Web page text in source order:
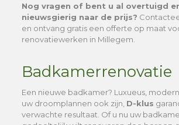
Nog vragen of bent u al overtuigd
nieuwsgierig naar de prijs?
en ontvang gratis een offerte op maat
renovatiewerken in Millegem.
Badkamerrenovatie
Een nieuwe badkamer? Luxueus,
uw droomplannen ook zijn, D-klus
verwachte resultaat. Of u nu uw